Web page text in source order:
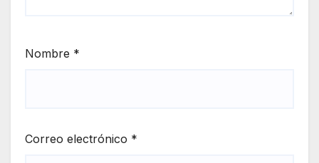
Nombre *
Correo electrónico *